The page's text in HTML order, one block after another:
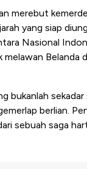
merebut
yang siap
Nasional
Belanda
bukanlah
berlian.
sebuah saga